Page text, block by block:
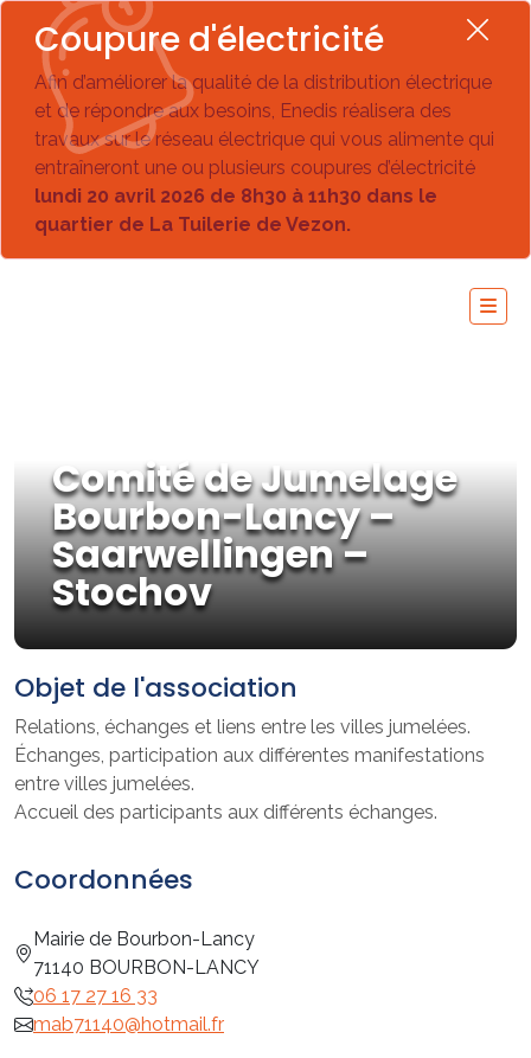
Coupure d'électricité
Afin d’améliorer la qualité de la distribution électrique
et de répondre aux besoins, Enedis réalisera des
travaux sur le réseau électrique qui vous alimente qui
entraîneront une ou plusieurs coupures d’électricité
lundi 20 avril 2026 de 8h30 à 11h30 dans le
quartier de La Tuilerie de Vezon.
Comité de Jumelage
Bourbon-Lancy –
Saarwellingen –
Stochov
Objet de l'association
Relations, échanges et liens entre les villes jumelées.
Échanges, participation aux différentes manifestations
entre villes jumelées.
Accueil des participants aux différents échanges.
Coordonnées
Mairie de Bourbon-Lancy
71140 BOURBON-LANCY
06 17 27 16 33
mab71140@hotmail.fr